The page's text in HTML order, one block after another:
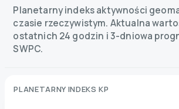
Planetarny indeks aktywności
czasie rzeczywistym. Aktualna
ostatnich 24 godzin i 3-dniowa
SWPC.
PLANETARNY INDEKS KP